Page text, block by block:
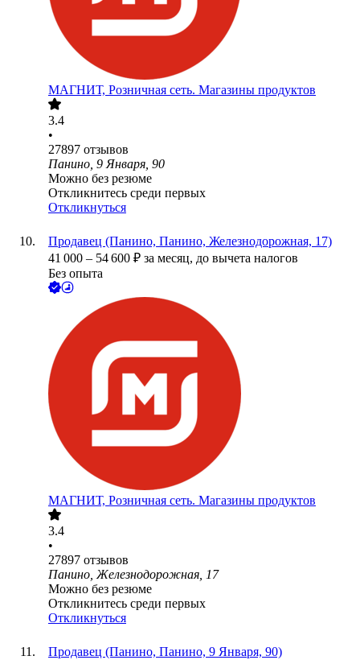
МАГНИТ, Розничная сеть. Магазины продуктов
3.4
•
27897 отзывов
Панино, 9 Января, 90
Можно без резюме
Откликнитесь среди первых
Откликнуться
Продавец (Панино, Панино, Железнодорожная, 17)
41 000 – 54 600 ₽ за месяц, до вычета налогов
Без опыта
МАГНИТ, Розничная сеть. Магазины продуктов
3.4
•
27897 отзывов
Панино, Железнодорожная, 17
Можно без резюме
Откликнитесь среди первых
Откликнуться
Продавец (Панино, Панино, 9 Января, 90)